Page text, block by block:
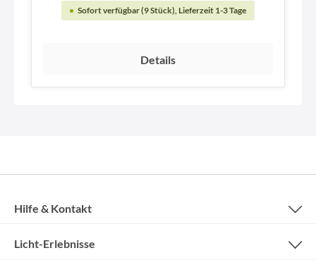
Sofort verfügbar (9 Stück), Lieferzeit 1-3 Tage
Details
Hilfe & Kontakt
Licht-Erlebnisse